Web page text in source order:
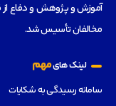
آموزش و پژوهش و دفاع از
مخالفان تأسیس شد.
لینک هایمهم
سامانه رسیدگی به شکایات